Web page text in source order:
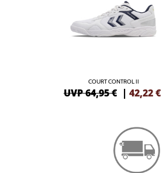
COURT CONTROL II
UVP 64,95 € | 42,22€